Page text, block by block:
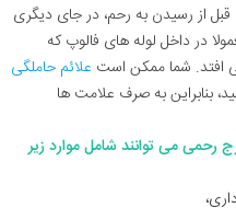
از رسیدن به رحم، در جای دیگری
در داخل لوله های فالوپ که
افتد. شما ممکن است علائم حاملگی
بنابراین به صرف علامت ها
رحمی می توانند شامل موارد زیر